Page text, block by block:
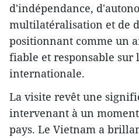
d'indépendance,
multilatéralisation et de
positionnant comme un
fiable et responsable sur
internationale.
La visite revêt une
intervenant à un
pays. Le Vietnam a